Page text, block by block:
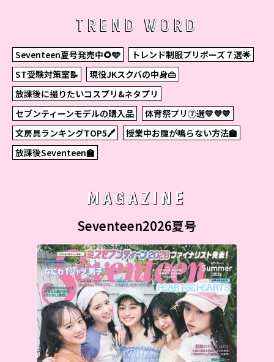
TREND WORD
Seventeen夏号発売中🌻🩵
トレンド制服プリポーズ７選🌟
ST受験対策室📝
現役JKスクバの中身👜
放課後に撮りたいコスプリ&ネタプリ
セブンティーンモデルの購入品
体育祭プリ⑦選💛💜💙
文房具ランキングTOP5🖊
授業中お腹が鳴らない方法🏫
放課後Seventeen🏫
MAGAZINE
Seventeen2026夏号